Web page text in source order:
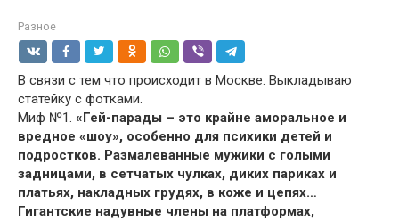
Разное
В связи с тем что происходит в Москве. Выкладываю
статейку с фотками.
Миф №1. «Гей-парады – это крайне аморальное и
вредное «шоу», особенно для психики детей и
подростков. Размалеванные мужики с голыми
задницами, в сетчатых чулках, диких париках и
платьях, накладных грудях, в коже и цепях…
Гигантские надувные члены на платформах,